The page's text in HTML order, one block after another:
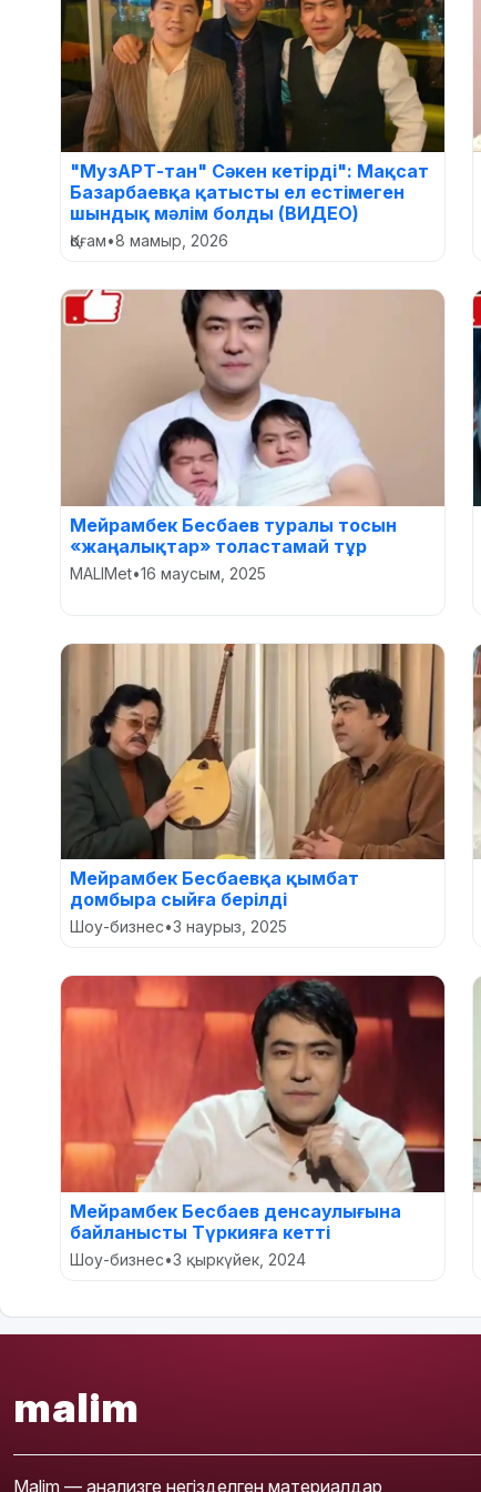
"МузАРТ-тан" Сәкен кетірді": Мақсат
Базарбаевқа қатысты ел естімеген
шындық мәлім болды (ВИДЕО)
Қоғам•8 мамыр, 2026
Мейрамбек Бесбаев туралы тосын
«жаңалықтар» толастамай тұр
MALIMet•16 маусым, 2025
Мейрамбек Бесбаевқа қымбат
домбыра сыйға берілді
Шоу-бизнес•3 наурыз, 2025
Мейрамбек Бесбаев денсаулығына
байланысты Түркияға кетті
Шоу-бизнес•3 қыркүйек, 2024
malim
Malim — анализге негізделген материалдар,